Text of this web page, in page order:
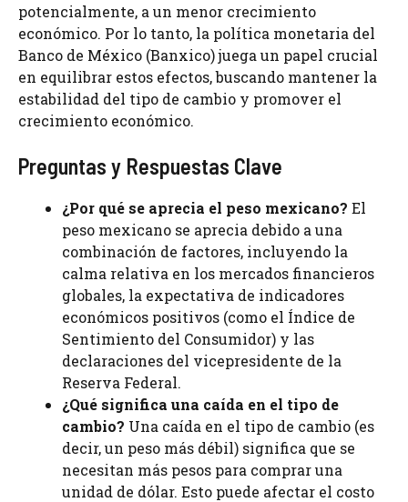
potencialmente, a un menor crecimiento
económico. Por lo tanto, la política monetaria del
Banco de México (Banxico) juega un papel crucial
en equilibrar estos efectos, buscando mantener la
estabilidad del tipo de cambio y promover el
crecimiento económico.
Preguntas y Respuestas Clave
¿Por qué se aprecia el peso mexicano? El
peso mexicano se aprecia debido a una
combinación de factores, incluyendo la
calma relativa en los mercados financieros
globales, la expectativa de indicadores
económicos positivos (como el Índice de
Sentimiento del Consumidor) y las
declaraciones del vicepresidente de la
Reserva Federal.
¿Qué significa una caída en el tipo de
cambio? Una caída en el tipo de cambio (es
decir, un peso más débil) significa que se
necesitan más pesos para comprar una
unidad de dólar. Esto puede afectar el costo